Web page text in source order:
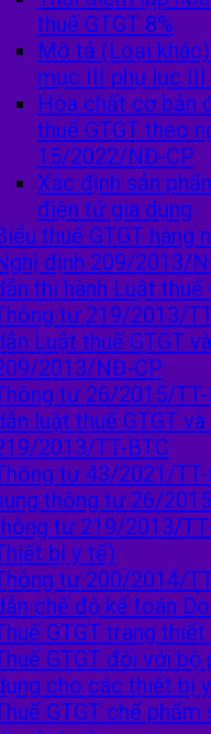
thuế GTGT 8%
Mô tả (Loại
mục III phụ lục
Hóa chất cơ bản
thuế GTGT theo
15/2022/NĐ-CP
Xác định sản
điện tử gia dụng
thuế GTGT hàng
định 209/2013/
thi hành Luật thuế
tư 219/2013/
Luật thuế GTGT
2013/NĐ-CP
tư 26/2015/TT-
luật thuế GTGT
2013/TT-BTC
tư 43/2021/
thông tư 26/
tư 219/2013/
bị y tế)
tư 200/2014/
chế độ kế toán
GTGT trang
GTGT đối với bộ
cho các thiết bị
GTGT chế phẩm